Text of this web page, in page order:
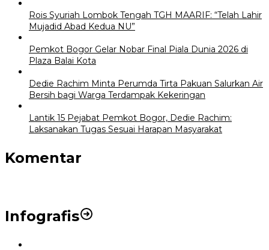
Rois Syuriah Lombok Tengah TGH MAARIF: “Telah Lahir
Mujadid Abad Kedua NU”
Pemkot Bogor Gelar Nobar Final Piala Dunia 2026 di
Plaza Balai Kota
Dedie Rachim Minta Perumda Tirta Pakuan Salurkan Air
Bersih bagi Warga Terdampak Kekeringan
Lantik 15 Pejabat Pemkot Bogor, Dedie Rachim:
Laksanakan Tugas Sesuai Harapan Masyarakat
Komentar
Infografis